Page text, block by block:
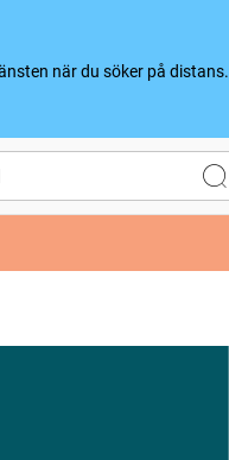
när du söker på distans.